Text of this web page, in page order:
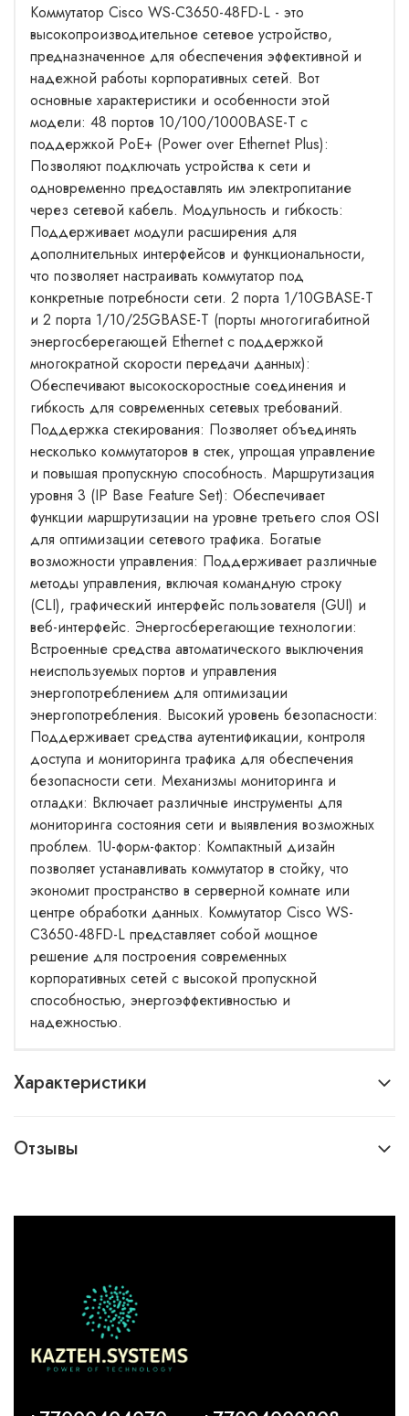
Коммутатор Cisco WS-C3650-48FD-L - это
высокопроизводительное сетевое устройство,
предназначенное для обеспечения эффективной и
надежной работы корпоративных сетей. Вот
основные характеристики и особенности этой
модели: 48 портов 10/100/1000BASE-T с
поддержкой PoE+ (Power over Ethernet Plus):
Позволяют подключать устройства к сети и
одновременно предоставлять им электропитание
через сетевой кабель. Модульность и гибкость:
Поддерживает модули расширения для
дополнительных интерфейсов и функциональности,
что позволяет настраивать коммутатор под
конкретные потребности сети. 2 порта 1/10GBASE-T
и 2 порта 1/10/25GBASE-T (порты многогигабитной
энергосберегающей Ethernet с поддержкой
многократной скорости передачи данных):
Обеспечивают высокоскоростные соединения и
гибкость для современных сетевых требований.
Поддержка стекирования: Позволяет объединять
несколько коммутаторов в стек, упрощая управление
и повышая пропускную способность. Маршрутизация
уровня 3 (IP Base Feature Set): Обеспечивает
функции маршрутизации на уровне третьего слоя OSI
для оптимизации сетевого трафика. Богатые
возможности управления: Поддерживает различные
методы управления, включая командную строку
(CLI), графический интерфейс пользователя (GUI) и
веб-интерфейс. Энергосберегающие технологии:
Встроенные средства автоматического выключения
неиспользуемых портов и управления
энергопотреблением для оптимизации
энергопотребления. Высокий уровень безопасности:
Поддерживает средства аутентификации, контроля
доступа и мониторинга трафика для обеспечения
безопасности сети. Механизмы мониторинга и
отладки: Включает различные инструменты для
мониторинга состояния сети и выявления возможных
проблем. 1U-форм-фактор: Компактный дизайн
позволяет устанавливать коммутатор в стойку, что
экономит пространство в серверной комнате или
центре обработки данных. Коммутатор Cisco WS-
C3650-48FD-L представляет собой мощное
решение для построения современных
корпоративных сетей с высокой пропускной
способностью, энергоэффективностью и
надежностью.
Характеристики
Отзывы